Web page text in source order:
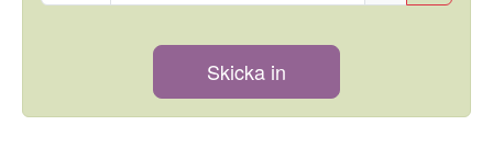
Skicka in